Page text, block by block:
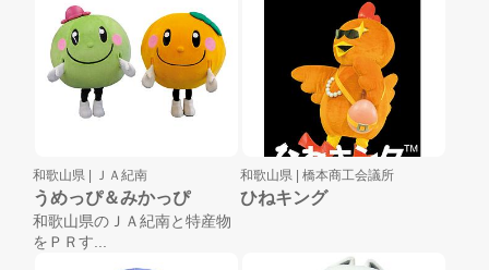
和歌山県 | ＪＡ紀南
うめっぴ＆みかっぴ
和歌山県のＪＡ紀南と特産物
をＰＲす...
和歌山県 | 橋本商工会議所
ひねキング